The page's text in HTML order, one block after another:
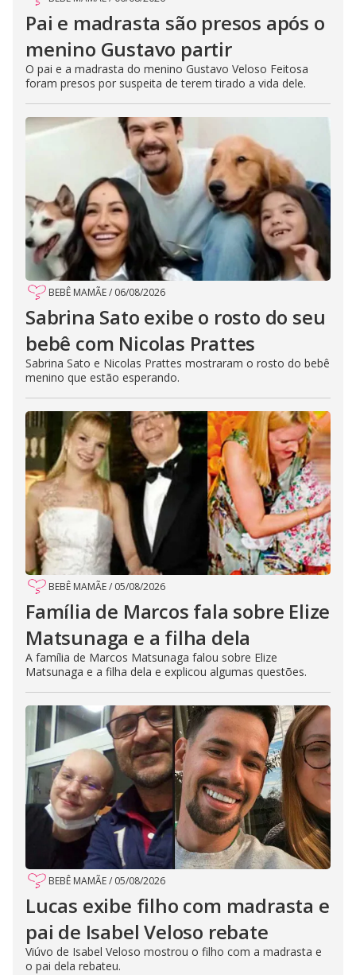
Pai e madrasta são presos após o
menino Gustavo partir
O pai e a madrasta do menino Gustavo Veloso Feitosa
foram presos por suspeita de terem tirado a vida dele.
BEBÊ MAMÃE/ 06/08/2026
Sabrina Sato exibe o rosto do seu
bebê com Nicolas Prattes
Sabrina Sato e Nicolas Prattes mostraram o rosto do bebê
menino que estão esperando.
BEBÊ MAMÃE/ 05/08/2026
Família de Marcos fala sobre Elize
Matsunaga e a filha dela
A família de Marcos Matsunaga falou sobre Elize
Matsunaga e a filha dela e explicou algumas questões.
BEBÊ MAMÃE/ 05/08/2026
Lucas exibe filho com madrasta e
pai de Isabel Veloso rebate
Viúvo de Isabel Veloso mostrou o filho com a madrasta e
o pai dela rebateu.